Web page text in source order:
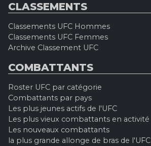
CLASSEMENTS
Classements UFC Hommes
Classements UFC Femmes
Archive Classement UFC
COMBATTANTS
Roster UFC par catégorie
Combattants par pays
Les plus jeunes actifs de l'UFC
Les plus vieux combattants en activité
Les nouveaux combattants
la plus grande allonge de bras de l'UFC